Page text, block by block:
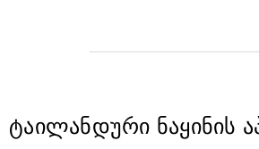
ტაილანდური ნაყინის